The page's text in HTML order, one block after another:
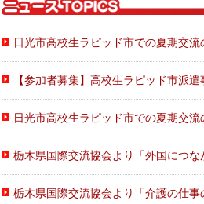
日光市高校生ラピッド市での夏期交流
【参加者募集】高校生ラピッド市派
日光市高校生ラピッド市での夏期交流
栃木県国際交流協会より「外国につ
栃木県国際交流協会より「介護の仕